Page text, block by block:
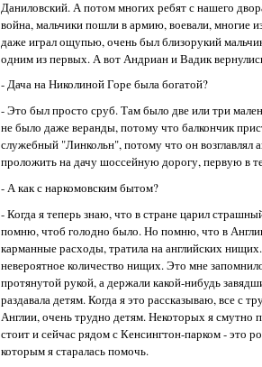
Даниловский. А потом многих ребят с нашего
война, мальчики пошли в армию, воевали,
даже играл ощупью, очень был близорукий
одним из первых. А вот Андриан и Вадик
- Дача на Николиной Горе была богатой?
- Это был просто сруб. Там было две или три
не было даже веранды, потому что балкончик
служебный "Линкольн", потому что он
проложить на дачу шоссейную дорогу, первую в
- А как с наркомовским бытом?
- Когда я теперь знаю, что в стране царил
помню, чтоб голодно было. Но помню, что в
карманные расходы, тратила на английских
невероятное количество нищих. Это мне
протянутой рукой, а держали какой-нибудь
раздавала детям. Когда я это рассказываю, все с
Англии, очень трудно детям. Некоторых я
стоит и сейчас рядом с Кенсингтон-парком - это
которым я старалась помочь.